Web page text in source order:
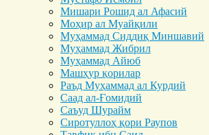
Мишари Рошид ал Афасий
Моҳир ал Муайқили
Муҳаммад Cиддиқ Миншавий
Муҳаммад Жибрил
Муҳаммад Айюб
Машҳур қорилар
Раъд Муҳаммад ал Курдий
Саад ал-Ғомидий
Саъуд Шурайм
Сиротуллоҳ қори Раупов